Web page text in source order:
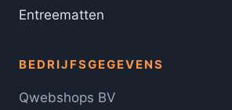
Entreematten
BEDRIJFSGEGEVENS
Qwebshops BV